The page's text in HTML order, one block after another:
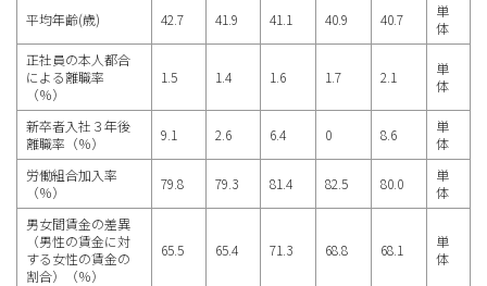
平均年齢(歳) 42.7 41.9 41.1 40.9 40.7
単
体
正社員の本人都合
による離職率
（％）
1.5 1.4 1.6 1.7 2.1
単
体
新卒者入社３年後
離職率（％）
9.1 2.6 6.4 0 8.6
単
体
労働組合加入率
（％）
79.8 79.3 81.4 82.5 80.0
単
体
男女間賃金の差異
（男性の賃金に対
する女性の賃金の
割合）（％）
65.5 65.4 71.3 68.8 68.1
単
体